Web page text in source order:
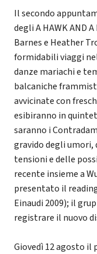
Il secondo
degli A HAWK AND
Barnes e Heather
formidabili viaggi
danze mariachi e
balcaniche
avvicinate con
esibiranno in
saranno i
gravido degli umori,
tensioni e delle
recente insieme a
presentato il
Einaudi 2009); il
registrare il nuovo
Giovedì 12 agosto il